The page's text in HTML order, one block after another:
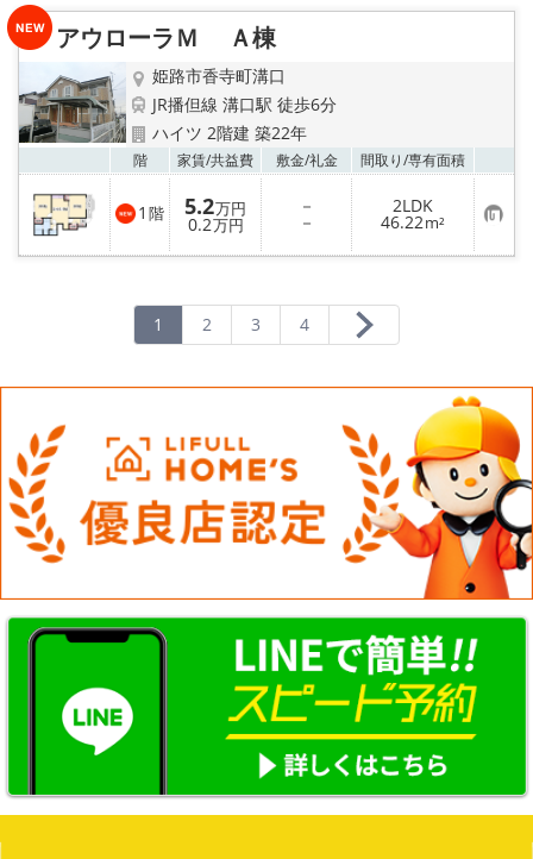
り
アウローラＭ Ａ棟
姫路市香寺町溝口
JR播但線 溝口駅 徒歩6分
ハイツ 2階建 築22年
階 家賃/共益費 敷金/礼金 間取り/専有面積
1 階 5.2万円
0.2万円
－
－
2LDK
46.22m² お
気
に
1 2 3 4